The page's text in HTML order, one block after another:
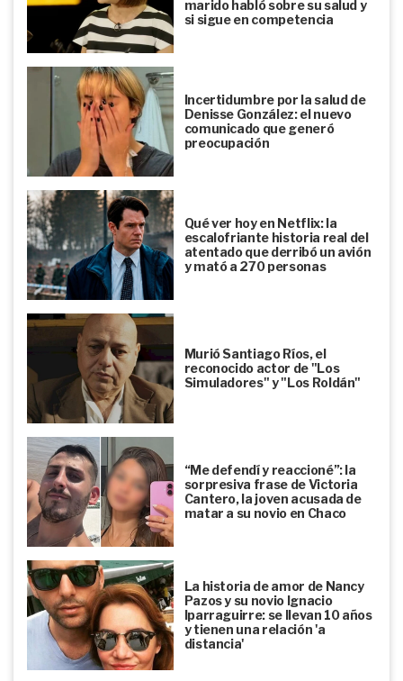
marido habló sobre su salud y
si sigue en competencia
Incertidumbre por la salud de
Denisse González: el nuevo
comunicado que generó
preocupación
Qué ver hoy en Netflix: la
escalofriante historia real del
atentado que derribó un avión
y mató a 270 personas
Murió Santiago Ríos, el
reconocido actor de "Los
Simuladores" y "Los Roldán"
“Me defendí y reaccioné”: la
sorpresiva frase de Victoria
Cantero, la joven acusada de
matar a su novio en Chaco
La historia de amor de Nancy
Pazos y su novio Ignacio
Iparraguirre: se llevan 10 años
y tienen una relación 'a
distancia'